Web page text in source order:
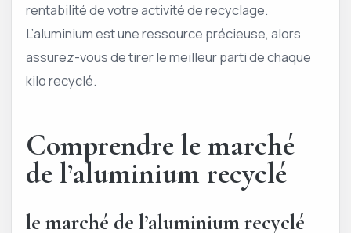
rentabilité de votre activité de recyclage.
L’aluminium est une ressource précieuse, alors
assurez-vous de tirer le meilleur parti de chaque
kilo recyclé.
Comprendre le marché
de l’aluminium recyclé
le marché de l’aluminium recyclé